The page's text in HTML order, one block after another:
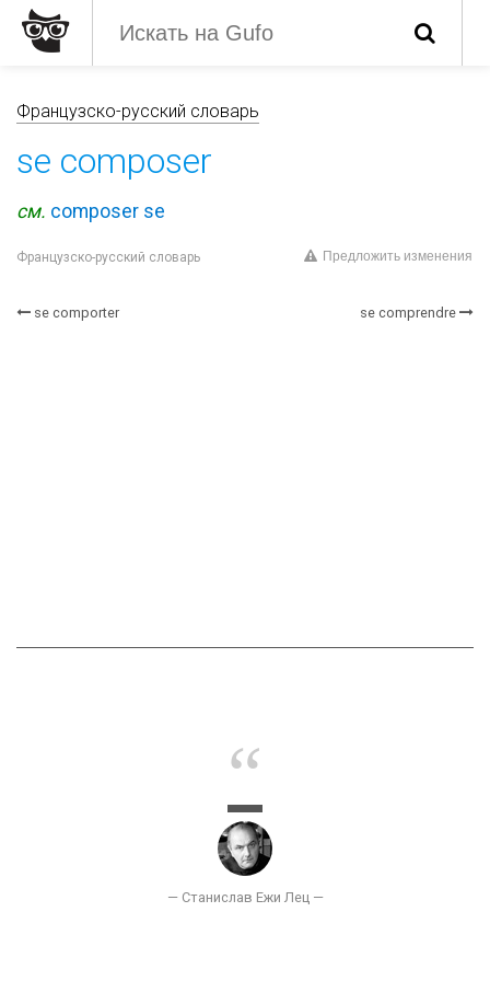
Французско-русский словарь
se composer
см. composer se
Французско-русский словарь Предложить изменения
se comporter se comprendre